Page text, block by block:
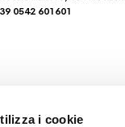
i cookie
0542 601601